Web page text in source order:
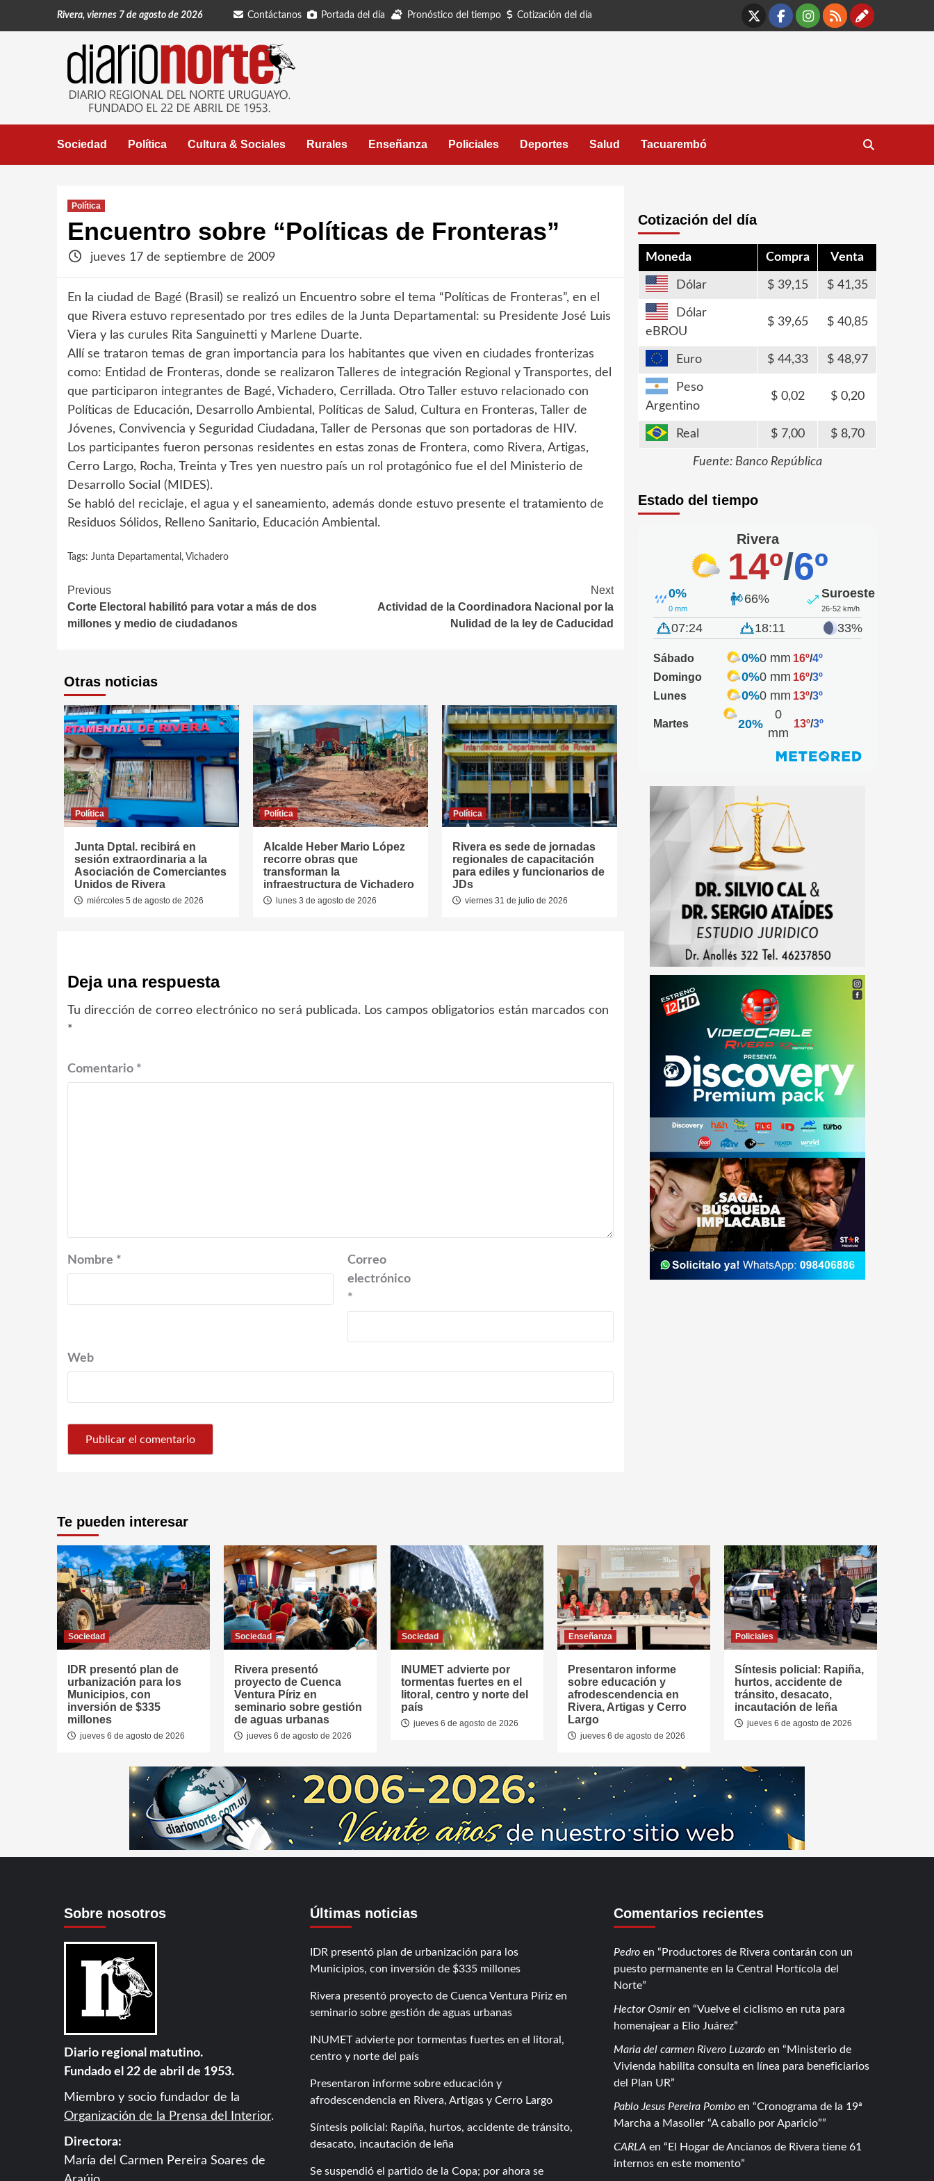
Rivera, viernes 7 de agosto de 2026 Contáctanos Portada del día Pronóstico del tiempo Cotización del día
X Facebook
Instagram
RSS
Sociedad Política Cultura & Sociales Rurales Enseñanza Policiales Deportes Salud Tacuarembó
Política
Encuentro sobre “Políticas de Fronteras”
jueves 17 de septiembre de 2009
En la ciudad de Bagé (Brasil) se realizó un Encuentro sobre el tema “Políticas de Fronteras”, en el
que Rivera estuvo representado por tres ediles de la Junta Departamental: su Presidente José Luis
Viera y las curules Rita Sanguinetti y Marlene Duarte.
Allí se trataron temas de gran importancia para los habitantes que viven en ciudades fronterizas
como: Entidad de Fronteras, donde se realizaron Talleres de integración Regional y Transportes, del
que participaron integrantes de Bagé, Vichadero, Cerrillada. Otro Taller estuvo relacionado con
Políticas de Educación, Desarrollo Ambiental, Políticas de Salud, Cultura en Fronteras, Taller de
Jóvenes, Convivencia y Seguridad Ciudadana, Taller de Personas que son portadoras de HIV.
Los participantes fueron personas residentes en estas zonas de Frontera, como Rivera, Artigas,
Cerro Largo, Rocha, Treinta y Tres yen nuestro país un rol protagónico fue el del Ministerio de
Desarrollo Social (MIDES).
Se habló del reciclaje, el agua y el saneamiento, además donde estuvo presente el tratamiento de
Residuos Sólidos, Relleno Sanitario, Educación Ambiental.
Tags: Junta Departamental , Vichadero
Continue
Reading
Previous
Corte Electoral habilitó para votar a más de dos
millones y medio de ciudadanos
Next
Actividad de la Coordinadora Nacional por la
Nulidad de la ley de Caducidad
Otras noticias
Política
Junta Dptal. recibirá en
sesión extraordinaria a la
Asociación de Comerciantes
Unidos de Rivera
miércoles 5 de agosto de 2026
Política
Alcalde Heber Mario López
recorre obras que
transforman la
infraestructura de Vichadero
lunes 3 de agosto de 2026
Política
Rivera es sede de jornadas
regionales de capacitación
para ediles y funcionarios de
JDs
viernes 31 de julio de 2026
Deja una respuesta
Tu dirección de correo electrónico no será publicada. Los campos obligatorios están marcados con
*
Comentario *
Nombre *
Correo
electrónico
*
Web
Cotización del día
Moneda Compra Venta
Dólar 39,15 41,35
Dólar
eBROU
39,65 40,85
Euro 44,33 48,97
Peso
Argentino
0,02 0,20
Real 7,00 8,70
Fuente: Banco República
Estado del tiempo
Rivera
14º/6º
0%
0 mm
66% Suroeste
26-52 km/h
07:24 18:11 33%
Sábado 0%0 mm 16º/4º
Domingo
0%0 mm 16º/3º
Lunes
0%0 mm 13º/3º
Martes 20%
0
mm
13º/3º
Te pueden interesar
Sociedad
IDR presentó plan de
urbanización para los
Municipios, con
inversión de $335
millones
jueves 6 de agosto de 2026
Sociedad
Rivera presentó
proyecto de Cuenca
Ventura Píriz en
seminario sobre gestión
de aguas urbanas
jueves 6 de agosto de 2026
Sociedad
INUMET advierte por
tormentas fuertes en el
litoral, centro y norte del
país
jueves 6 de agosto de 2026
Enseñanza
Presentaron informe
sobre educación y
afrodescendencia en
Rivera, Artigas y Cerro
Largo
jueves 6 de agosto de 2026
Policiales
Síntesis policial: Rapiña,
hurtos, accidente de
tránsito, desacato,
incautación de leña
jueves 6 de agosto de 2026
Sobre nosotros
Diario regional matutino.
Fundado el 22 de abril de 1953.
Miembro y socio fundador de la
Organización de la Prensa del Interior.
Directora:
María del Carmen Pereira Soares de
Últimas noticias
IDR presentó plan de urbanización para los
Municipios, con inversión de $335 millones
Rivera presentó proyecto de Cuenca Ventura Píriz en
seminario sobre gestión de aguas urbanas
INUMET advierte por tormentas fuertes en el litoral,
centro y norte del país
Presentaron informe sobre educación y
afrodescendencia en Rivera, Artigas y Cerro Largo
Síntesis policial: Rapiña, hurtos, accidente de tránsito,
desacato, incautación de leña
Se suspendió el partido de la Copa; por ahora se
Comentarios recientes
Pedroen
Productores de Rivera contarán con un
puesto permanente en la Central Hortícola del
Norte
Hector Osmiren
Vuelve el ciclismo en ruta para
homenajear a Elio Juárez
Maria del carmen Rivero Luzardoen
Ministerio de
Vivienda habilita consulta en línea para beneficiarios
del Plan UR
Pablo Jesus Pereira Pomboen
Cronograma de la 19ª
Marcha a Masoller “A caballo por Aparicio”
CARLA en
El Hogar de Ancianos de Rivera tiene 61
internos en este momento